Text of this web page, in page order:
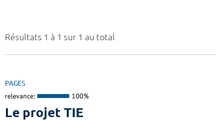
Résultats 1 à 1 sur 1 au total
PAGES
relevance: 100%
Le projet TIE